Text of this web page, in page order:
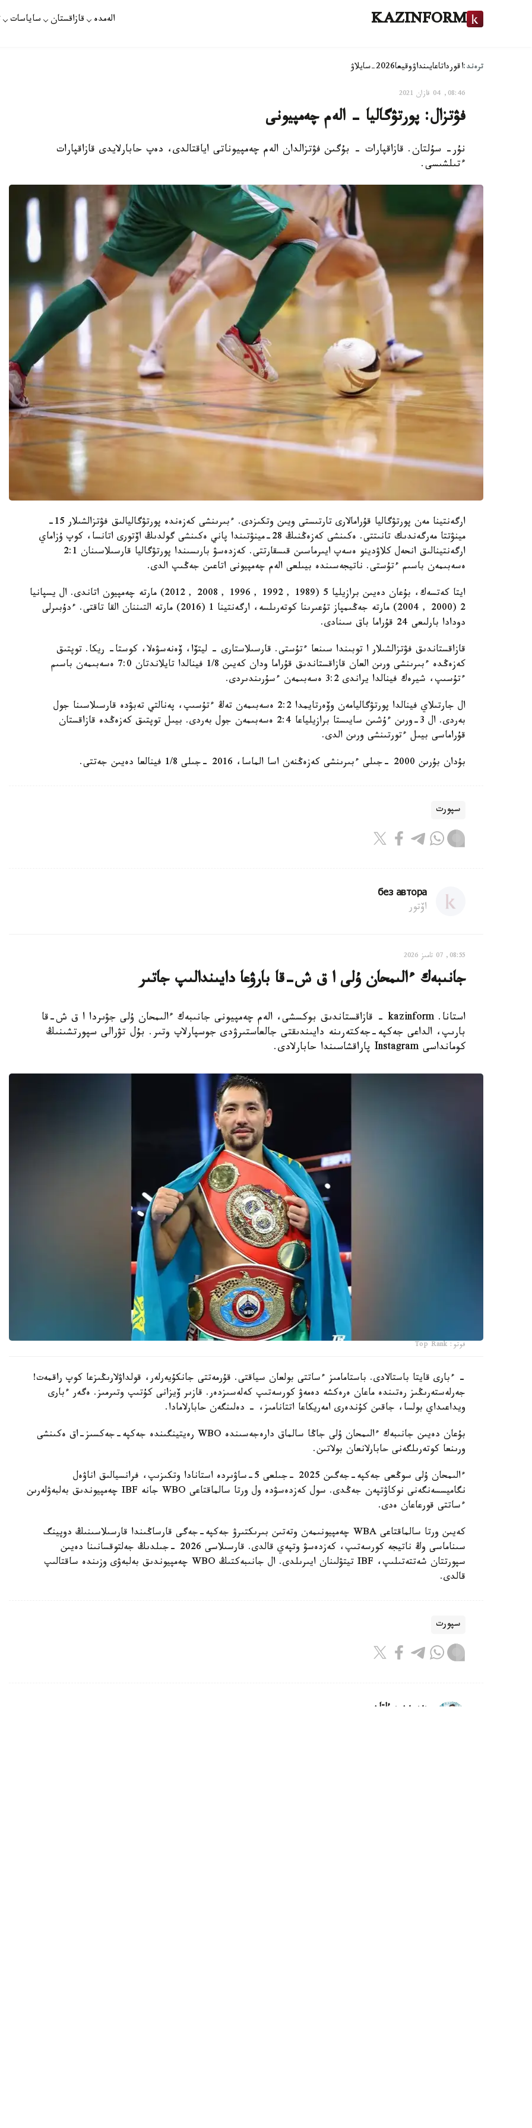
KAZINFORM الەمدە قازاقستان ساياسات
ترەند:اقورداتاعايىنداۋوقيعا2026-سايلاۋ
08:46, 04 قازان 2021
فۋتزال: پورتۋگاليا - الەم چەمپيونى
نۇر- سۇلتان. قازاقپارات - بۇگىن فۋتزالدان الەم چەمپيوناتى اياقتالدى، دەپ حابارلايدى قازاقپارات
ءتىلشىسى.
ارگەنتينا مەن پورتۋگاليا قۇرامالارى تارتىستى ويىن وتكىزدى. ءبىرىنشى كەزەندە پورتۋگاليالىق فۋتزالشىلار 15-
مينۋتتا مەرگەندىك تانىتتى. ەكىنشى كەزەڭنىڭ 28-مينۋتىندا پاني ەكىنشى گولدىڭ اۆتورى اتانسا، كوپ ۇزاماي
ارگەنتينالىق انحەل كلاۋدينو ەسەپ ايىرماسىن قىسقارتتى. كەزدەسۋ بارىسىندا پورتۋگاليا قارسىلاسىنان 2:1
ەسەبىمەن باسىم ءتۇستى. ناتيجەسىندە بيىلعى الەم چەمپيونى اتاعىن جەڭىپ الدى.
ايتا كەتسەك، بۇعان دەيىن برازيليا 5 (1989 , 1992 , 1996 , 2008 , 2012) مارتە چەمپيون اتاندى. ال يسپانيا
2 (2000 , 2004) مارتە جەڭىمپاز تۇعىرىنا كوتەرىلسە، ارگەنتينا 1 (2016) مارتە التىننان القا تاقتى. ءدۇبىرلى
دودادا بارلىعى 24 قۇراما باق سىنادى.
قازاقستاندىق فۋتزالشىلار ا توبىندا سىنعا ءتۇستى. قارسىلاستارى - ليتۆا، ۆەنەسۋەلا، كوستا- ريكا. توپتىق
كەزەڭدە ءبىرىنشى ورىن العان قازاقستاندىق قۇراما ودان كەيىن 1/8 فينالدا تايلاندتان 7:0 ەسەبىمەن باسىم
ءتۇسىپ، شيرەك فينالدا يراندى 3:2 ەسەبىمەن ءسۇرىندىردى.
ال جارتىلاي فينالدا پورتۋگاليامەن وۆەرتايمدا 2:2 ەسەبىمەن تەڭ ءتۇسىپ، پەنالتي تەبۋدە قارسىلاسىنا جول
بەردى. ال 3-ورىن ءۇشىن سايىستا برازيلياعا 2:4 ەسەبىمەن جول بەردى. بيىل توپتىق كەزەڭدە قازاقستان
قۇراماسى بيىل ءتورتىنشى ورىن الدى.
بۇدان بۇرىن 2000 -جىلى ءبىرىنشى كەزەڭنەن اسا الماسا، 2016 -جىلى 1/8 فينالعا دەيىن جەتتى.
سپورت
без автора
اۆتور
08:55, 07 تامىز 2026
جانىبەك ءالىمحان ۇلى ا ق ش-قا بارۋعا دايىندالىپ جاتىر
استانا. kazinform - قازاقستاندىق بوكسشى، الەم چەمپيونى جانىبەك ءالىمحان ۇلى جۋىردا ا ق ش-قا
بارىپ، الداعى جەكپە-جەكتەرىنە دايىندىقتى جالعاستىرۋدى جوسپارلاپ وتىر. بۇل تۋرالى سپورتشىنىڭ
كومانداسى Instagram پاراقشاسىندا حابارلادى.
فوتو: Top Rank
- ءبارى قايتا باستالادى. باستامامىز ءساتتى بولعان سياقتى. قۇرمەتتى جانكۇيەرلەر، قولداۋلارىڭىزعا كوپ راقمەت!
جەرلەستەرىڭىز رەتىندە ماعان ەرەكشە دەمەۋ كورسەتىپ كەلەسىزدەر. قازىر ۆيزانى كۇتىپ وتىرمىز. ەگەر ءبارى
ويداعىداي بولسا، جاقىن كۇندەرى امەريكاعا اتتانامىز، - دەلىنگەن حابارلامادا.
بۇعان دەيىن جانىبەك ءالىمحان ۇلى جاڭا سالماق دارەجەسىندە WBO رەيتينگىندە جەكپە-جەكسىز-اق ەكىنشى
ورىنعا كوتەرىلگەنى حابارلانعان بولاتىن.
ءالىمحان ۇلى سوڭعى جەكپە-جەگىن 2025 -جىلعى 5-ساۋىردە استانادا وتكىزىپ، فرانسيالىق اناۋەل
نگاميسسەنگەنى نوكاۋتپەن جەڭدى. سول كەزدەسۋدە ول ورتا سالماقتاعى WBO جانە IBF چەمپيوندىق بەلبەۋلەرىن
ءساتتى قورعاعان ەدى.
كەيىن ورتا سالماقتاعى WBA چەمپيونىمەن وتەتىن بىرىكتىرۋ جەكپە-جەگى قارساڭىندا قارسىلاسىنىڭ دوپينگ
سىناماسى وڭ ناتيجە كورسەتىپ، كەزدەسۋ وتپەي قالدى. قارسىلاسى 2026 -جىلدىڭ جەلتوقسانىنا دەيىن
سپورتتان شەتتەتىلىپ، IBF تيتۋلىنان ايىرىلدى. ال جانىبەكتىڭ WBO چەمپيوندىق بەلبەۋى وزىندە ساقتالىپ
قالدى.
سپورت
بەيسەن سۇلتان